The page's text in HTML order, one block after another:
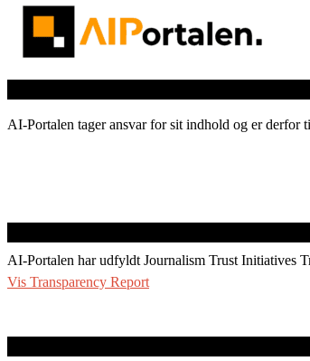
AI-Portalen tager ansvar for sit indhold og er derfor
AI-Portalen har udfyldt Journalism Trust Initiatives
Vis Transparency Report